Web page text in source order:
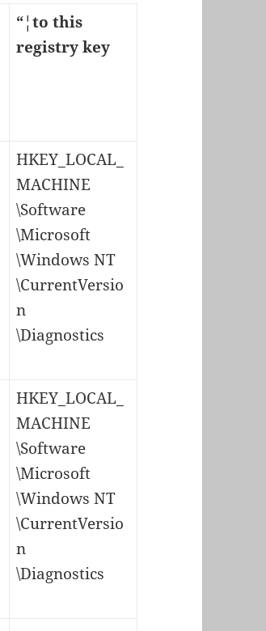
“¦to this
registry key
HKEY_LOCAL_
MACHINE
\Software
\Microsoft
\Windows NT
\CurrentVersio
n
\Diagnostics
HKEY_LOCAL_
MACHINE
\Software
\Microsoft
\Windows NT
\CurrentVersio
n
\Diagnostics